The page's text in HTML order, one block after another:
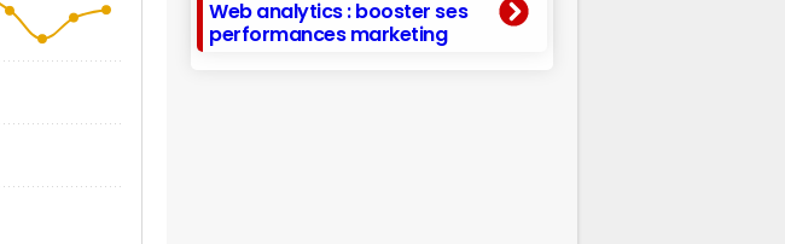
Web analytics : booster ses
performances marketing